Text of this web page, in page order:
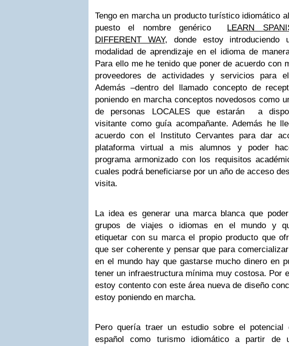
Tengo en marcha un producto turístico idiomático
puesto el nombre genérico LEARN
DIFFERENT WAY, donde estoy introduciendo
modalidad de aprendizaje en el idioma de
Para ello me he tenido que poner de acuerdo con
proveedores de actividades y servicios para
Además –dentro del llamado concepto de
poniendo en marcha conceptos novedosos como
de personas LOCALES que estarán a
visitante como guía acompañante. Además he
acuerdo con el Instituto Cervantes para dar
plataforma virtual a mis alumnos y poder
programa armonizado con los requisitos
cuales podrá beneficiarse por un año de acceso
visita.
La idea es generar una marca blanca que
grupos de viajes o idiomas en el mundo y
etiquetar con su marca el propio producto que
que ser coherente y pensar que para
en el mundo hay que gastarse mucho dinero en
tener un infraestructura mínima muy costosa. Por
estoy contento con este área nueva de diseño
estoy poniendo en marcha.
Pero quería traer un estudio sobre el potencial
español como turismo idiomático a partir de